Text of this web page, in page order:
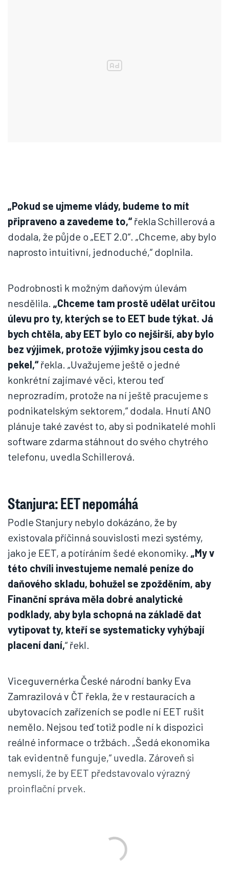
„Pokud se ujmeme vlády, budeme to mít
připraveno a zavedeme to,“řekla Schillerová a
dodala, že půjde o „EET 2.0“. „Chceme, aby bylo
naprosto intuitivní, jednoduché,“ doplnila.
Podrobnosti k možným daňovým úlevám
nesdělila. „Chceme tam prostě udělat určitou
úlevu pro ty, kterých se to EET bude týkat. Já
bych chtěla, aby EET bylo co nejširší, aby bylo
bez výjimek, protože výjimky jsou cesta do
pekel,“řekla. „Uvažujeme ještě o jedné
konkrétní zajímavé věci, kterou teď
neprozradím, protože na ní ještě pracujeme s
podnikatelským sektorem,“ dodala. Hnutí ANO
plánuje také zavést to, aby si podnikatelé mohli
software zdarma stáhnout do svého chytrého
telefonu, uvedla Schillerová.
Stanjura: EET nepomáhá
Podle Stanjury nebylo dokázáno, že by
existovala příčinná souvislosti mezi systémy,
jako je EET, a potíráním šedé ekonomiky. „My v
této chvíli investujeme nemalé peníze do
daňového skladu, bohužel se zpožděním, aby
Finanční správa měla dobré analytické
podklady, aby byla schopná na základě dat
vytipovat ty, kteří se systematicky vyhýbají
placení daní,“ řekl.
Viceguvernérka České národní banky Eva
Zamrazilová v ČT řekla, že v restauracích a
ubytovacích zařízeních se podle ní EET rušit
nemělo. Nejsou teď totiž podle ní k dispozici
reálné informace o tržbách. „Šedá ekonomika
tak evidentně funguje,“ uvedla. Zároveň si
nemyslí, že by EET představovalo výrazný
proinflační prvek.